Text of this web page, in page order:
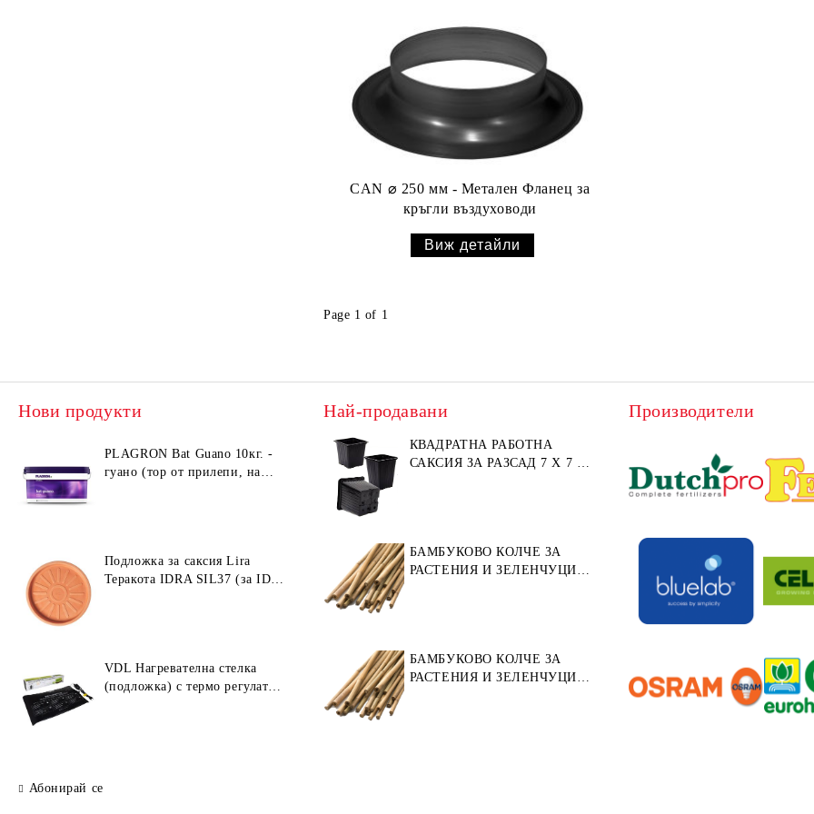
CAN ⌀ 250 мм - Метален Фланец за
кръгли въздуховоди
Виж детайли
Page 1 of 1
Нови продукти
PLAGRON Bat Guano 10кг. -
гуано (тор от прилепи, на
Подложка за саксия Lira
Теракота IDRA SIL37 (за ID40
VDL Нагревателна стелка
(подложка) с термо регулатор
Абонирай се
Най-продавани
КВАДРАТНА РАБОТНА
САКСИЯ ЗА РАЗСАД 7 X 7 X
БАМБУКОВО КОЛЧЕ ЗА
РАСТЕНИЯ И ЗЕЛЕНЧУЦИ
БАМБУКОВО КОЛЧЕ ЗА
РАСТЕНИЯ И ЗЕЛЕНЧУЦИ
Производители